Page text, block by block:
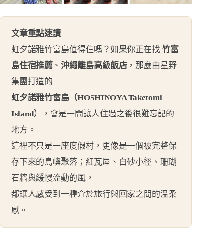
文章重點速讀
虹夕諾雅竹富島值得住嗎？如果你正在找 竹富
島住宿推薦 、 沖繩離島高級飯店 ，那麼由星野
集團打造的
虹夕諾雅竹富島（HOSHINOYA Taketomi
Island）
，會是一間讓人住過之後很難忘記的
地方。
這裡不只是一座度假村，更像是一個被完整保
存下來的島嶼聚落；紅瓦屋、白砂小徑、珊瑚
石牆與緩慢流動的風，
都讓人感受到一種介於旅行與回家之間的溫柔
感。